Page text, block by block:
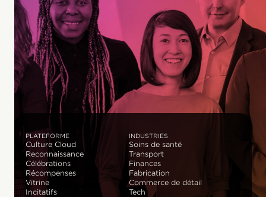
PLATEFORME
Culture Cloud
Reconnaissance
Célébrations
Récompenses
Vitrine
Incitatifs
INDUSTRIES
Soins de santé
Transport
Finances
Fabrication
Commerce de détail
Tech